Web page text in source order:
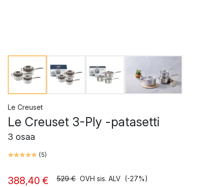
Le Creuset
Le Creuset 3-Ply -patasetti
3 osaa
(5)
388,40 € 529 € OVH sis. ALV (-27%)